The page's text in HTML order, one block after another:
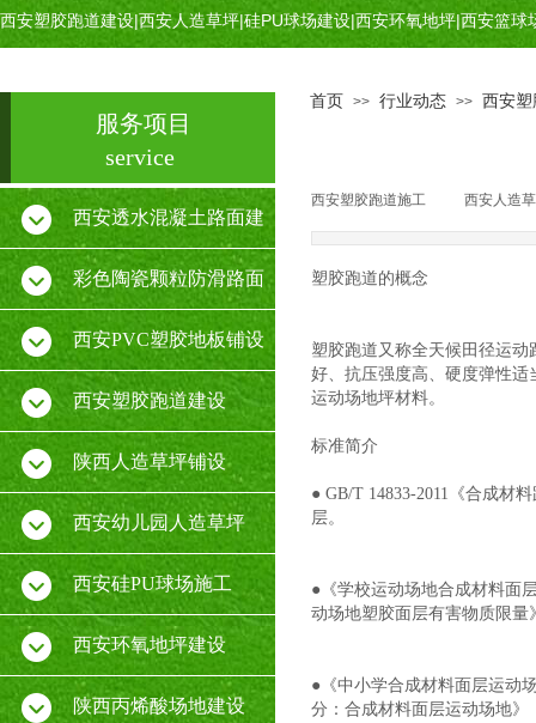
西安塑胶跑道建设|西安人造草坪|硅PU球场建设|西安环氧地坪|西安篮球
服务项目
service
首页 >> 行业动态 >> 西安
西安塑胶跑道施工 西安人造
塑胶跑道的概念
塑胶跑道又称全天候田径运
好、抗压强度高、硬度弹性
运动场地坪材料。
标准简介
● GB/T 14833-2011《合成材
层。
●《学校运动场地合成材料面
动场地塑胶面层有害物质限量
●《中小学合成材料面层运动
分：合成材料面层运动场地》
西安透水混凝土路面建
设 彩色陶瓷颗粒防滑路面
施工 西安PVC塑胶地板铺设
厂家 西安塑胶跑道建设
陕西人造草坪铺设
西安幼儿园人造草坪
西安硅PU球场施工
西安环氧地坪建设
陕西丙烯酸场地建设